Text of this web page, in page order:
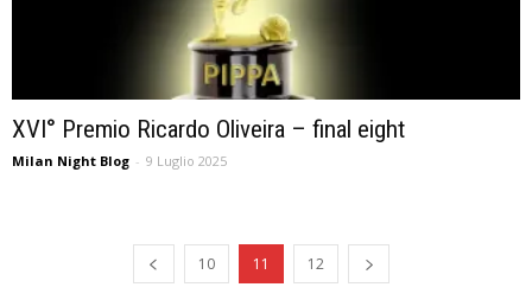
XVI° Premio Ricardo Oliveira – final eight
Milan Night Blog - 9 Luglio 2025
10 11 12